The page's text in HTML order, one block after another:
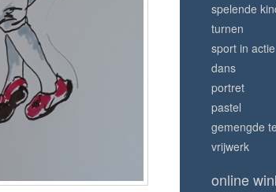
spelende
turnen
sport in actie
dans
portret
pastel
gemengde
vrijwerk
online